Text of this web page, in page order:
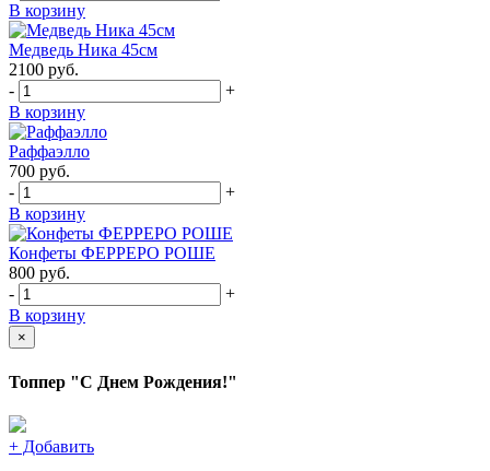
В корзину
Медведь Ника 45см
2100 руб.
-
+
В корзину
Раффаэлло
700 руб.
-
+
В корзину
Конфеты ФЕРРЕРО РОШЕ
800 руб.
-
+
В корзину
×
Топпер "С Днем Рождения!"
+ Добавить